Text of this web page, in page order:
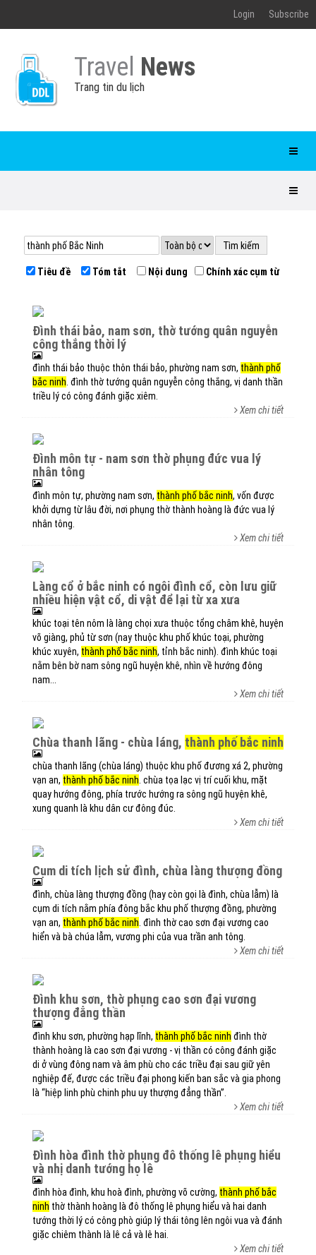
Login Subscribe
Travel News
Trang tin du lịch
Tiêu đề Tóm tắt Nội dung Chính xác cụm từ
đình thái bảo, nam sơn, thờ tướng quân nguyễn
công thắng thời lý
đình thái bảo thuộc thôn thái bảo, phường nam sơn, thành phố
bắc ninh . đình thờ tướng quân nguyễn công thắng, vị danh thần
triều lý có công đánh giặc xiêm.
Xem chi tiết
đình môn tự - nam sơn thờ phụng đức vua lý
nhân tông
đình môn tự, phường nam sơn, thành phố bắc ninh, vốn được
khởi dựng từ lâu đời, nơi phụng thờ thành hoàng là đức vua lý
nhân tông.
Xem chi tiết
làng cổ ở bắc ninh có ngôi đình cổ, còn lưu giữ
nhiều hiện vật cổ, di vật để lại từ xa xưa
khúc toại tên nôm là làng chọi xưa thuộc tổng châm khê, huyện
võ giàng, phủ từ sơn (nay thuộc khu phố khúc toại, phường
khúc xuyên, thành phố bắc ninh, tỉnh bắc ninh). đình khúc toại
nằm bên bờ nam sông ngũ huyện khê, nhìn về hướng đông
nam...
Xem chi tiết
chùa thanh lãng - chùa láng, thành phố bắc ninh
chùa thanh lãng (chùa láng) thuộc khu phố đương xá 2, phường
vạn an, thành phố bắc ninh . chùa tọa lạc vị trí cuối khu, mặt
quay hướng đông, phía trước hướng ra sông ngũ huyện khê,
xung quanh là khu dân cư đông đúc.
Xem chi tiết
cụm di tích lịch sử đình, chùa làng thượng đồng
đình, chùa làng thượng đồng (hay còn gọi là đình, chùa lẫm) là
cụm di tích nằm phía đông bắc khu phố thượng đồng, phường
vạn an, thành phố bắc ninh . đình thờ cao sơn đại vương cao
hiển và bà chúa lẫm, vương phi của vua trần anh tông.
Xem chi tiết
đình khu sơn, thờ phụng cao sơn đại vương
thượng đẳng thần
đình khu sơn, phường hạp lĩnh, thành phố bắc ninh đình thờ
thành hoàng là cao sơn đại vương - vị thần có công đánh giặc
di ở vùng đông nam và âm phù cho các triều đại sau giữ yên
nghiệp đế, được các triều đại phong kiến ban sắc và gia phong
là “hiệp linh phù chinh phu uy thượng đẳng thần”.
Xem chi tiết
đình hòa đình thờ phụng đô thống lê phụng hiểu
và nhị danh tướng họ lê
đình hòa đình, khu hoà đình, phường võ cường, thành phố bắc
ninh thờ thành hoàng là đô thống lê phụng hiểu và hai danh
tướng thời lý có công phò giúp lý thái tông lên ngôi vua và đánh
giặc chiêm thành là lê cả và lê hai.
Xem chi tiết